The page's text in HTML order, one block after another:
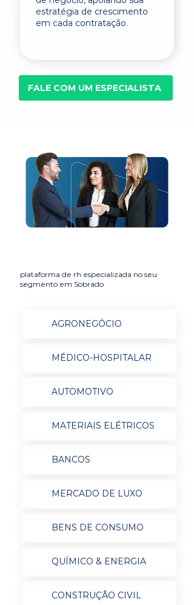
estratégia de crescimento
em cada contratação.
FALE COM UM ESPECIALISTA
plataforma de rh especializada no seu
segmento em Sobrado
AGRONEGÓCIO
MÉDICO-HOSPITALAR
AUTOMOTIVO
MATERIAIS ELÉTRICOS
BANCOS
MERCADO DE LUXO
BENS DE CONSUMO
QUÍMICO & ENERGIA
CONSTRUÇÃO CIVIL